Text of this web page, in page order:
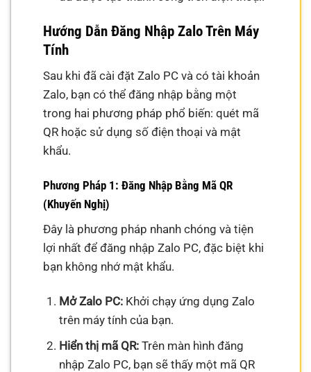
Hướng Dẫn Đăng Nhập Zalo Trên Máy
Tính
Sau khi đã cài đặt Zalo PC và có tài khoản
Zalo, bạn có thể đăng nhập bằng một
trong hai phương pháp phổ biến: quét mã
QR hoặc sử dụng số điện thoại và mật
khẩu.
Phương Pháp 1: Đăng Nhập Bằng Mã QR
(Khuyến Nghị)
Đây là phương pháp nhanh chóng và tiện
lợi nhất để đăng nhập Zalo PC, đặc biệt khi
bạn không nhớ mật khẩu.
Mở Zalo PC:Khởi chạy ứng dụng Zalo
trên máy tính của bạn.
Hiển thị mã QR:Trên màn hình đăng
nhập Zalo PC, bạn sẽ thấy một mã QR